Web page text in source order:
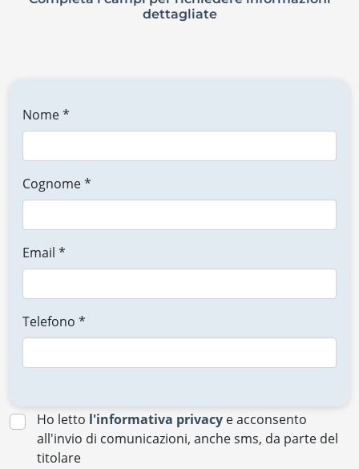
dettagliate
Nome *
Cognome *
Email *
Telefono *
Ho letto l'informativa privacy e acconsento
all'invio di comunicazioni, anche sms, da parte del
titolare